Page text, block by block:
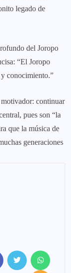
legado de
del Joropo
“El Joropo
conocimiento.”
motivador: continuar
pues son “la
que la música de
generaciones